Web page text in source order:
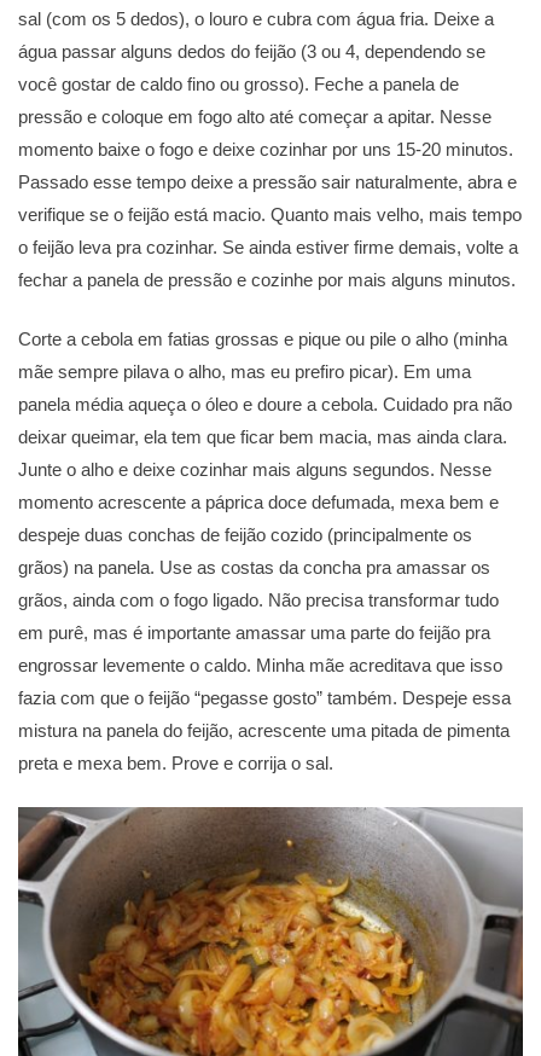
sal (com os 5 dedos), o louro e cubra com água fria. Deixe a
água passar alguns dedos do feijão (3 ou 4, dependendo se
você gostar de caldo fino ou grosso). Feche a panela de
pressão e coloque em fogo alto até começar a apitar. Nesse
momento baixe o fogo e deixe cozinhar por uns 15-20 minutos.
Passado esse tempo deixe a pressão sair naturalmente, abra e
verifique se o feijão está macio. Quanto mais velho, mais tempo
o feijão leva pra cozinhar. Se ainda estiver firme demais, volte a
fechar a panela de pressão e cozinhe por mais alguns minutos.
Corte a cebola em fatias grossas e pique ou pile o alho (minha
mãe sempre pilava o alho, mas eu prefiro picar). Em uma
panela média aqueça o óleo e doure a cebola. Cuidado pra não
deixar queimar, ela tem que ficar bem macia, mas ainda clara.
Junte o alho e deixe cozinhar mais alguns segundos. Nesse
momento acrescente a páprica doce defumada, mexa bem e
despeje duas conchas de feijão cozido (principalmente os
grãos) na panela. Use as costas da concha pra amassar os
grãos, ainda com o fogo ligado. Não precisa transformar tudo
em purê, mas é importante amassar uma parte do feijão pra
engrossar levemente o caldo. Minha mãe acreditava que isso
fazia com que o feijão “pegasse gosto” também. Despeje essa
mistura na panela do feijão, acrescente uma pitada de pimenta
preta e mexa bem. Prove e corrija o sal.